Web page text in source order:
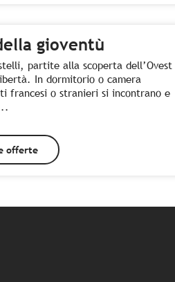
gioventù
partite alla scoperta dell’Ovest
In dormitorio o camera
francesi o stranieri si incontrano e
offerte